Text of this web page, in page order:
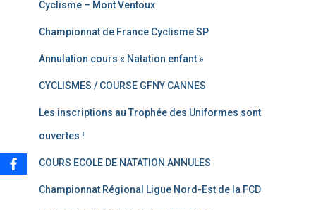
Cyclisme – Mont Ventoux
Championnat de France Cyclisme SP
Annulation cours « Natation enfant »
CYCLISMES / COURSE GFNY CANNES
Les inscriptions au Trophée des Uniformes sont
ouvertes !
COURS ECOLE DE NATATION ANNULES
Championnat Régional Ligue Nord-Est de la FCD